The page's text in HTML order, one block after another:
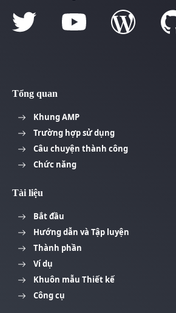
Tổng quan
Khung AMP
Trường hợp sử dụng
Câu chuyện thành công
Chức năng
Tài liệu
Bắt đầu
Hướng dẫn và Tập luyện
Thành phần
Ví dụ
Khuôn mẫu Thiết kế
Công cụ